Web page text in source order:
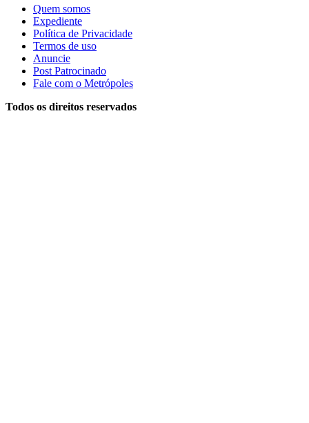
Quem somos
Expediente
Política de Privacidade
Termos de uso
Anuncie
Post Patrocinado
Fale com o Metrópoles
Todos os direitos reservados